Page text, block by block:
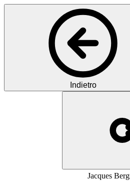
Indietro
PB
Jacques